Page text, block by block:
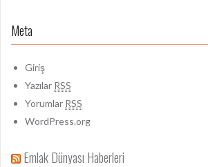
Meta
Giriş
Yazılar RSS
Yorumlar RSS
WordPress.org
Emlak Dünyası Haberleri